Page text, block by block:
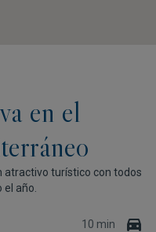
en el
atractivo turístico con todos
año.
10 min